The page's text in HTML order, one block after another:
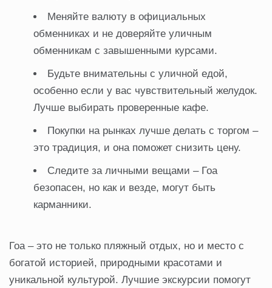
Меняйте валюту в официальных
обменниках и не доверяйте уличным
обменникам с завышенными курсами.
Будьте внимательны с уличной едой,
особенно если у вас чувствительный желудок.
Лучше выбирать проверенные кафе.
Покупки на рынках лучше делать с торгом –
это традиция, и она поможет снизить цену.
Следите за личными вещами – Гоа
безопасен, но как и везде, могут быть
карманники.
Гоа – это не только пляжный отдых, но и место с
богатой историей, природными красотами и
уникальной культурой. Лучшие экскурсии помогут